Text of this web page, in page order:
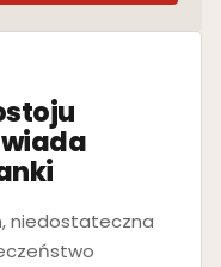
niedostateczna